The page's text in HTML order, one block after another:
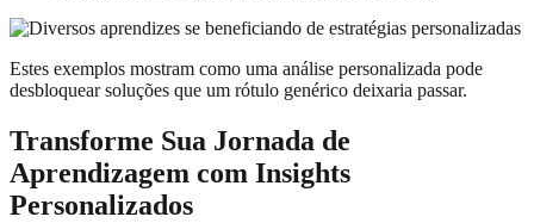
Estes exemplos mostram como uma análise personalizada pode
desbloquear soluções que um rótulo genérico deixaria passar.
Transforme Sua Jornada de
Aprendizagem com Insights
Personalizados